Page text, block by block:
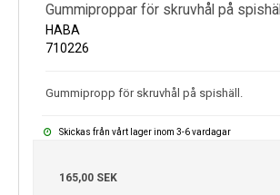
Gummiproppar för skruvhål på spishäll
HABA
710226
Gummipropp för skruvhål på spishäll.
Skickas från vårt lager inom 3-6 vardagar
165,00 SEK